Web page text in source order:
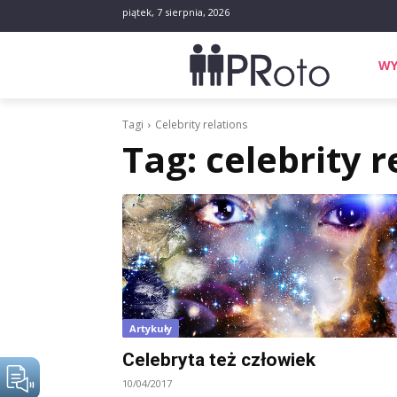
piątek, 7 sierpnia, 2026
Tagi Celebrity relations
Tag: celebrity
Artykuły
Celebryta też człowiek
10/04/2017